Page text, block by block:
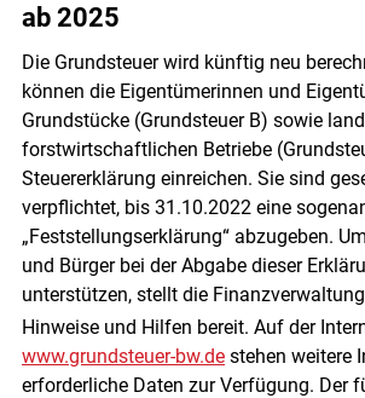
ab 2025
Die Grundsteuer wird künftig neu
können die Eigentümerinnen und
Grundstücke (Grundsteuer B) sowie
forstwirtschaftlichen Betriebe
Steuererklärung einreichen. Sie sind
verpflichtet, bis 31.10.2022 eine
„Feststellungserklärung“ abzugeben.
und Bürger bei der Abgabe dieser
unterstützen, stellt die
Hinweise und Hilfen bereit. Auf der
www.grundsteuer-bw.de stehen weitere
erforderliche Daten zur Verfügung. Der